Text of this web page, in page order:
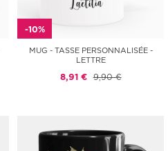
-10%
MUG - TASSE PERSONNALISÉE -
LETTRE
8,91 € 9,90 €